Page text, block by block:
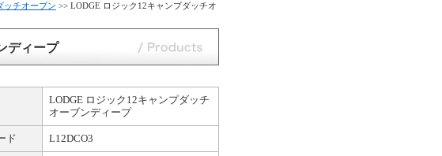
ッチオーブン >> LODGE ロジック12キャンプダッチオ
ディープ
LODGE ロジック12キャンプダッチ
オーブンディープ
ド L12DCO3